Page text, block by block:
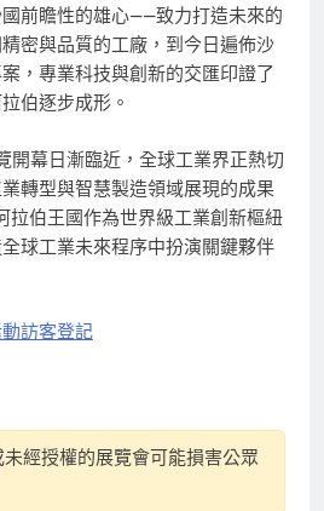
前瞻性的雄心——致力打造未來的
密與品質的工廠，到今日遍佈沙
，專業科技與創新的交匯印證了
伯逐步成形。
開幕日漸臨近，全球工業界正熱切
轉型與智慧製造領域展現的成果
伯王國作為世界級工業創新樞紐
球工業未來程序中扮演關鍵夥伴
訪客登記
未經授權的展覽會可能損害公眾